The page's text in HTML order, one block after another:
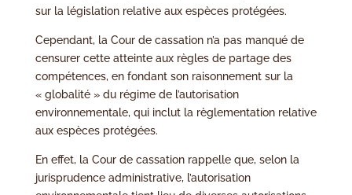
sur la législation relative aux espèces protégées.
Cependant, la Cour de cassation n’a pas manqué de
censurer cette atteinte aux règles de partage des
compétences, en fondant son raisonnement sur la
« globalité » du régime de l’autorisation
environnementale, qui inclut la règlementation relative
aux espèces protégées.
En effet, la Cour de cassation rappelle que, selon la
jurisprudence administrative, l’autorisation